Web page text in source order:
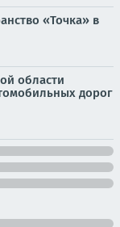
«Точка» в
области
дорог